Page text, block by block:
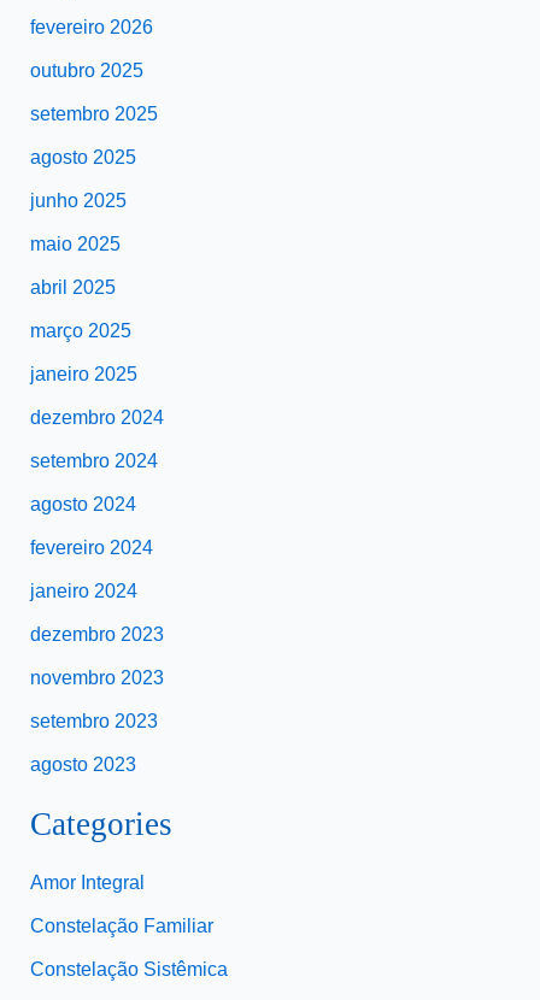
fevereiro 2026
outubro 2025
setembro 2025
agosto 2025
junho 2025
maio 2025
abril 2025
março 2025
janeiro 2025
dezembro 2024
setembro 2024
agosto 2024
fevereiro 2024
janeiro 2024
dezembro 2023
novembro 2023
setembro 2023
agosto 2023
Categories
Amor Integral
Constelação Familiar
Constelação Sistêmica